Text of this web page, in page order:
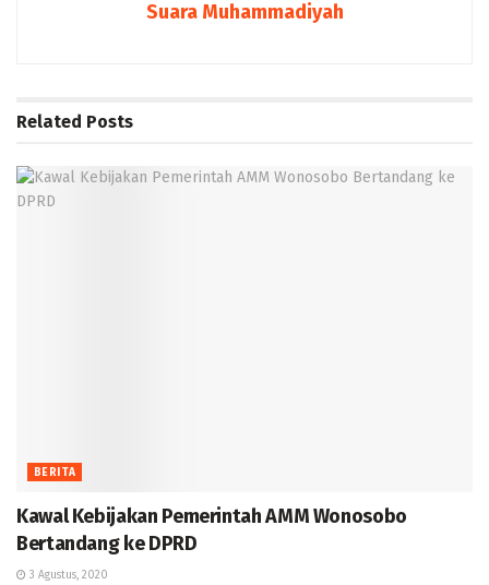
Suara Muhammadiyah
Related Posts
BERITA
Kawal Kebijakan Pemerintah AMM Wonosobo
Bertandang ke DPRD
3 Agustus, 2020